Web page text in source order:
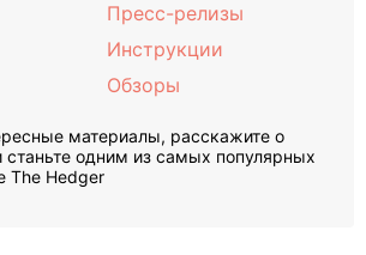
Пресс-релизы
Инструкции
Обзоры
материалы, расскажите о
станьте одним из самых популярных
The Hedger